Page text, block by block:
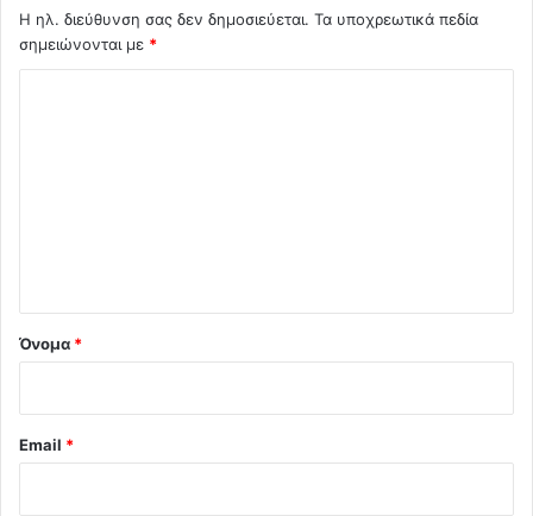
Η ηλ. διεύθυνση σας δεν δημοσιεύεται. Τα υποχρεωτικά πεδία
σημειώνονται με *
Όνομα *
Email *